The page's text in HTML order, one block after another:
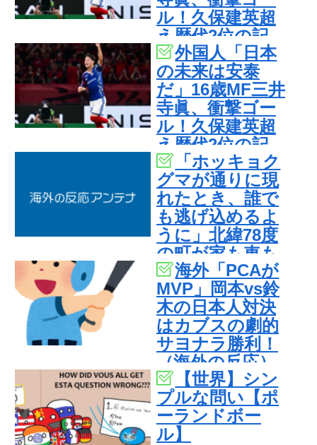
ル！久保建英超
え歴代2位の記
録！3得点に絡む
活躍で海外絶
賛！【海外の反
応】
外国人「日本
の未来は安泰
だ」16歳MF三井
寺眞、衝撃ゴー
ル！久保建英超
え歴代2位の記
録！3得点に絡む
活躍で海外絶
賛！【海外の反
応】
「ホッキョク
グマが通りに現
れたとき、誰で
も逃げ込めるよ
うに」北緯78度
の町が家も車も
鍵をかけない理
由とは？
海外「PCAが
MVP」岡本vs鈴
木の日本人対決
はカブスの劇的
サヨナラ勝利！
（海外の反応）
【世界】シン
プルな問い【ポ
ーランドボー
ル】